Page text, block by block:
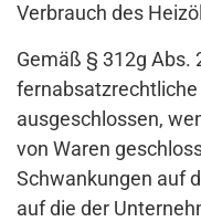
Verbrauch des
Gemäß § 312g Abs.
ausgeschlossen,
von Waren
Schwankungen auf
auf die der